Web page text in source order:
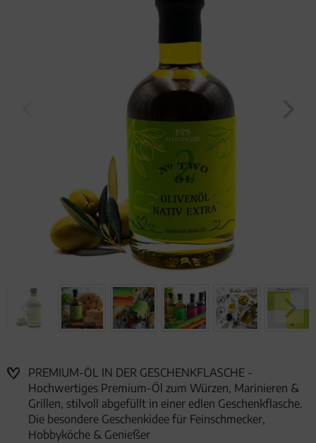
PREMIUM-ÖL IN DER GESCHENKFLASCHE -
Hochwertiges Premium-Öl zum Würzen, Marinieren &
Grillen, stilvoll abgefüllt in einer edlen Geschenkflasche.
Die besondere Geschenkidee für Feinschmecker,
Hobbyköche & Genießer